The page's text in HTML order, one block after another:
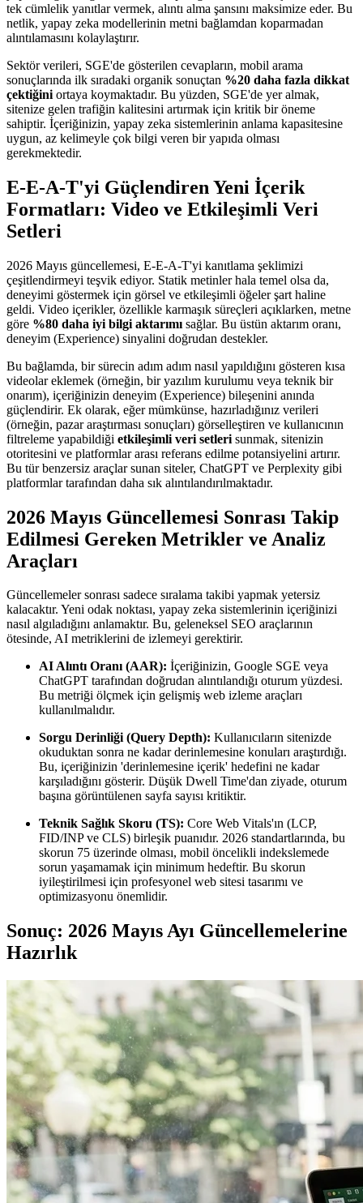
tek cümlelik yanıtlar vermek, alıntı alma şansını maksimize eder. Bu
netlik, yapay zeka modellerinin metni bağlamdan koparmadan
alıntılamasını kolaylaştırır.
Sektör verileri, SGE'de gösterilen cevapların, mobil arama
sonuçlarında ilk sıradaki organik sonuçtan %20 daha fazla dikkat
çektiğini ortaya koymaktadır. Bu yüzden, SGE'de yer almak,
sitenize gelen trafiğin kalitesini artırmak için kritik bir öneme
sahiptir. İçeriğinizin, yapay zeka sistemlerinin anlama kapasitesine
uygun, az kelimeyle çok bilgi veren bir yapıda olması
gerekmektedir.
E-E-A-T'yi Güçlendiren Yeni İçerik
Formatları: Video ve Etkileşimli Veri
Setleri
2026 Mayıs güncellemesi, E-E-A-T'yi kanıtlama şeklimizi
çeşitlendirmeyi teşvik ediyor. Statik metinler hala temel olsa da,
deneyimi göstermek için görsel ve etkileşimli öğeler şart haline
geldi. Video içerikler, özellikle karmaşık süreçleri açıklarken, metne
göre %80 daha iyi bilgi aktarımı sağlar. Bu üstün aktarım oranı,
deneyim (Experience) sinyalini doğrudan destekler.
Bu bağlamda, bir sürecin adım adım nasıl yapıldığını gösteren kısa
videolar eklemek (örneğin, bir yazılım kurulumu veya teknik bir
onarım), içeriğinizin deneyim (Experience) bileşenini anında
güçlendirir. Ek olarak, eğer mümkünse, hazırladığınız verileri
(örneğin, pazar araştırması sonuçları) görselleştiren ve kullanıcının
filtreleme yapabildiği etkileşimli veri setleri sunmak, sitenizin
otoritesini ve platformlar arası referans edilme potansiyelini artırır.
Bu tür benzersiz araçlar sunan siteler, ChatGPT ve Perplexity gibi
platformlar tarafından daha sık alıntılandırılmaktadır.
2026 Mayıs Güncellemesi Sonrası Takip
Edilmesi Gereken Metrikler ve Analiz
Araçları
Güncellemeler sonrası sadece sıralama takibi yapmak yetersiz
kalacaktır. Yeni odak noktası, yapay zeka sistemlerinin içeriğinizi
nasıl algıladığını anlamaktır. Bu, geleneksel SEO araçlarının
ötesinde, AI metriklerini de izlemeyi gerektirir.
AI Alıntı Oranı (AAR): İçeriğinizin, Google SGE veya
ChatGPT tarafından doğrudan alıntılandığı oturum yüzdesi.
Bu metriği ölçmek için gelişmiş web izleme araçları
kullanılmalıdır.
Sorgu Derinliği (Query Depth): Kullanıcıların sitenizde
okuduktan sonra ne kadar derinlemesine konuları araştırdığı.
Bu, içeriğinizin 'derinlemesine içerik' hedefini ne kadar
karşıladığını gösterir. Düşük Dwell Time'dan ziyade, oturum
başına görüntülenen sayfa sayısı kritiktir.
Teknik Sağlık Skoru (TS): Core Web Vitals'ın (LCP,
FID/INP ve CLS) birleşik puanıdır. 2026 standartlarında, bu
skorun 75 üzerinde olması, mobil öncelikli indekslemede
sorun yaşamamak için minimum hedeftir. Bu skorun
iyileştirilmesi için profesyonel web sitesi tasarımı ve
optimizasyonu önemlidir.
Sonuç: 2026 Mayıs Ayı Güncellemelerine
Hazırlık